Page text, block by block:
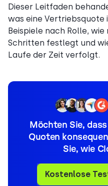
Dieser Leitfaden
was eine Vertriebsquote
Beispiele nach Rolle, wie
Schritten festlegt und
Laufe der Zeit verfolgt.
Möchten Sie,
Quoten
Sie, wie
Kostenlose